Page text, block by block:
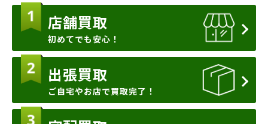
店舗買取
初めてでも安心！
出張買取
ご自宅やお店で買取完了！